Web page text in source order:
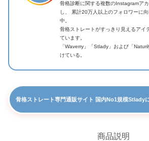
骨格診断に関する複数のInstagramア
し、 累計20万人以上のフォロワーに
中。
骨格ストレートがすっきり見えるアイ
ています。
「Waverry」「Stlady」および「
けている。
骨格ストレート専門通販サイト 国内No1規模Stlady
商品説明